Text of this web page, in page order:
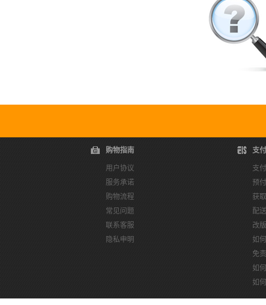
购物指南
用户协议
服务承诺
购物流程
常见问题
联系客服
隐私申明
支
支
预
获
配
改
如
免
如
如